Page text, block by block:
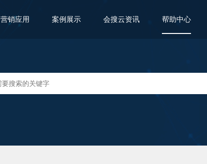
营销应用 案例展示 会搜云资讯 帮助中心